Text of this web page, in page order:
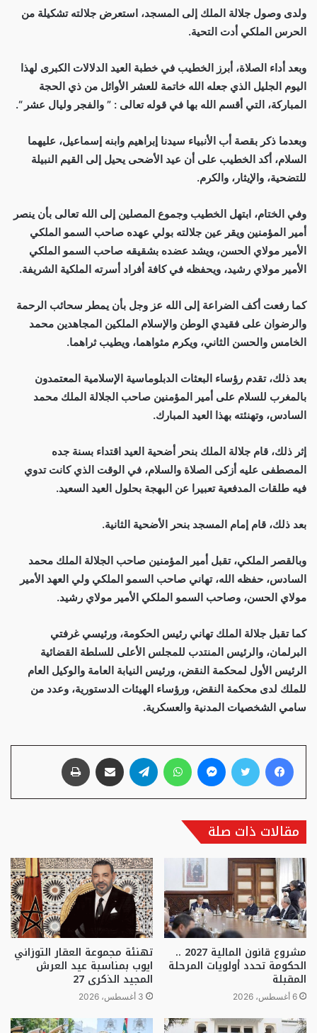
ولدى وصول جلالة الملك إلى المسجد، استعرض جلالته تشكيلة من
الحرس الملكي أدت التحية.
وبعد أداء الصلاة، أبرز الخطيب في خطبة العيد الدلالات الكبرى لهذا
اليوم الجليل الذي جعله الله خاتمة للعشر الأوائل من ذي الحجة
المباركة، التي أقسم الله بها في قوله تعالى : ” والفجر وليال عشر “.
وبعدما ذكر بقصة أب الأنبياء سيدنا إبراهيم وابنه إسماعيل، عليهما
السلام، أكد الخطيب على أن عيد الأضحى يحيل إلى القيم النبيلة
للتضحية، والإيثار، والكرم.
وفي الختام، ابتهل الخطيب وجموع المصلين إلى الله تعالى بأن ينصر
أمير المؤمنين ويقر عين جلالته بولي عهده صاحب السمو الملكي
الأمير مولاي الحسن، ويشد عضده بشقيقه صاحب السمو الملكي
الأمير مولاي رشيد، ويحفظه في كافة أفراد أسرته الملكية الشريفة.
كما رفعت أكف الضراعة إلى الله عز وجل بأن يمطر سحائب الرحمة
والرضوان على فقيدي الوطن والإسلام الملكين المجاهدين محمد
الخامس والحسن الثاني، ويكرم مثواهما، ويطيب ثراهما.
بعد ذلك، تقدم رؤساء البعثات الدبلوماسية الإسلامية المعتمدون
بالمغرب للسلام على أمير المؤمنين صاحب الجلالة الملك محمد
السادس، وتهنئته بهذا العيد المبارك.
إثر ذلك، قام جلالة الملك بنحر أضحية العيد اقتداء بسنة جده
المصطفى عليه أزكى الصلاة والسلام، في الوقت الذي كانت تدوي
فيه طلقات المدفعية تعبيرا عن البهجة بحلول العيد السعيد.
بعد ذلك، قام إمام المسجد بنحر الأضحية الثانية.
وبالقصر الملكي، تقبل أمير المؤمنين صاحب الجلالة الملك محمد
السادس، حفظه الله، تهاني صاحب السمو الملكي ولي العهد الأمير
مولاي الحسن، وصاحب السمو الملكي الأمير مولاي رشيد.
كما تقبل جلالة الملك تهاني رئيس الحكومة، ورئيسي غرفتي
البرلمان، والرئيس المنتدب للمجلس الأعلى للسلطة القضائية
الرئيس الأول لمحكمة النقض، ورئيس النيابة العامة والوكيل العام
للملك لدى محكمة النقض، ورؤساء الهيئات الدستورية، وعدد من
سامي الشخصيات المدنية والعسكرية.
فيسبوك تويتر ماسنجر واتساب تيلقرام مشاركة عبر البريد
مقالات ذات صلة
مشروع قانون المالية 2027 ..
الحكومة تحدد أولويات المرحلة
المقبلة
6 أغسطس، 2026
تهنئة مجموعة العقار التوزاني
ايوب بمناسبة عيد العرش
المجيد الذكرى 27
3 أغسطس، 2026